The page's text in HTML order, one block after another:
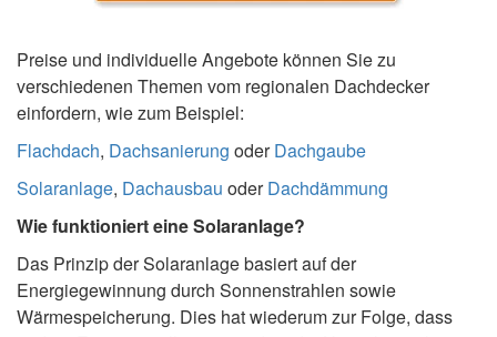
Preise und individuelle Angebote können Sie zu
verschiedenen Themen vom regionalen Dachdecker
einfordern, wie zum Beispiel:
Flachdach, Dachsanierung oderDachgaube
Solaranlage, Dachausbau oderDachdämmung
Wie funktioniert eine Solaranlage?
Das Prinzip der Solaranlage basiert auf der
Energiegewinnung durch Sonnenstrahlen sowie
Wärmespeicherung. Dies hat wiederum zur Folge, dass